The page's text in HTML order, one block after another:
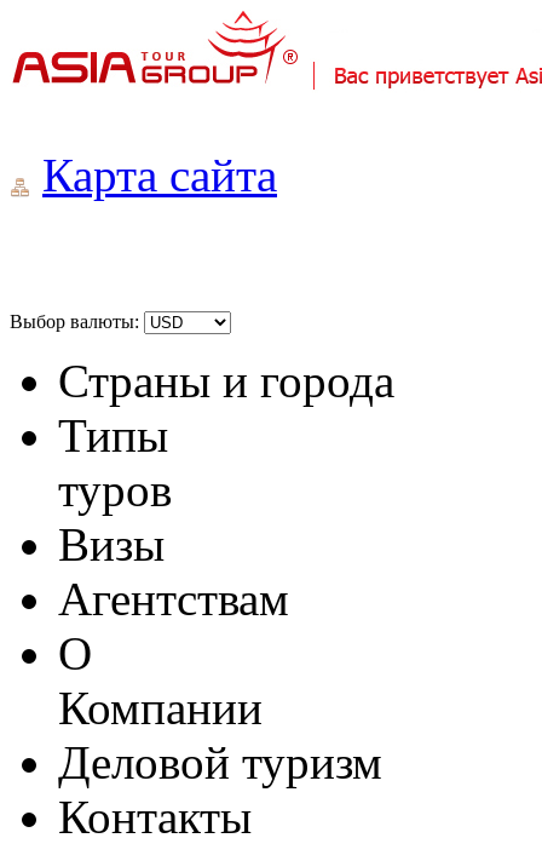
Карта сайта
Выбор валюты:
Страны и города
Типы
туров
Визы
Агентствам
О
Компании
Деловой туризм
Контакты